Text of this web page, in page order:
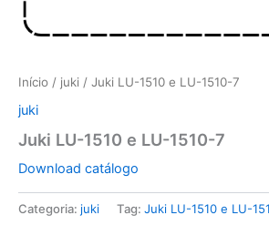
Início / juki / Juki LU-1510 e LU-1510-7
juki
Juki LU-1510 e LU-1510-7
Download catálogo
Categoria: juki Tag: Juki LU-1510 e LU-